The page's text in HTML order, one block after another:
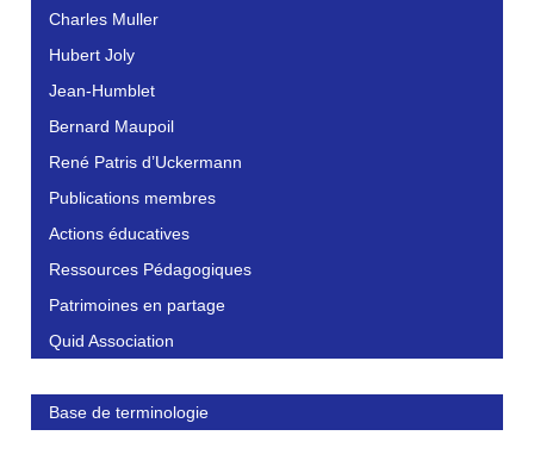
Charles Muller
Hubert Joly
Jean-Humblet
Bernard Maupoil
René Patris d’Uckermann
Publications membres
Actions éducatives
Ressources Pédagogiques
Patrimoines en partage
Quid Association
Base de terminologie